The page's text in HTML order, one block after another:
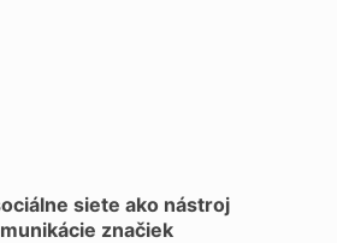
siete ako nástroj
značiek